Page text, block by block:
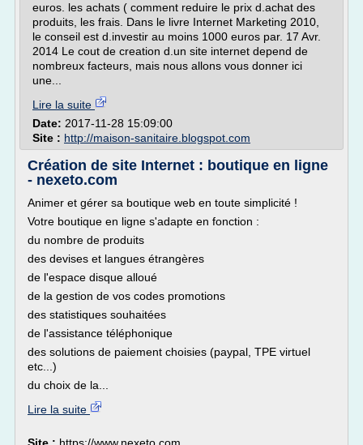
euros. les achats ( comment reduire le prix d.achat des
produits, les frais. Dans le livre Internet Marketing 2010,
le conseil est d.investir au moins 1000 euros par. 17 Avr.
2014 Le cout de creation d.un site internet depend de
nombreux facteurs, mais nous allons vous donner ici
une...
Lire la suite
Date: 2017-11-28 15:09:00
Site : http://maison-sanitaire.blogspot.com
Création de site Internet : boutique en ligne
- nexeto.com
Animer et gérer sa boutique web en toute simplicité !
Votre boutique en ligne s'adapte en fonction :
du nombre de produits
des devises et langues étrangères
de l'espace disque alloué
de la gestion de vos codes promotions
des statistiques souhaitées
de l'assistance téléphonique
des solutions de paiement choisies (paypal, TPE virtuel
etc...)
du choix de la...
Lire la suite